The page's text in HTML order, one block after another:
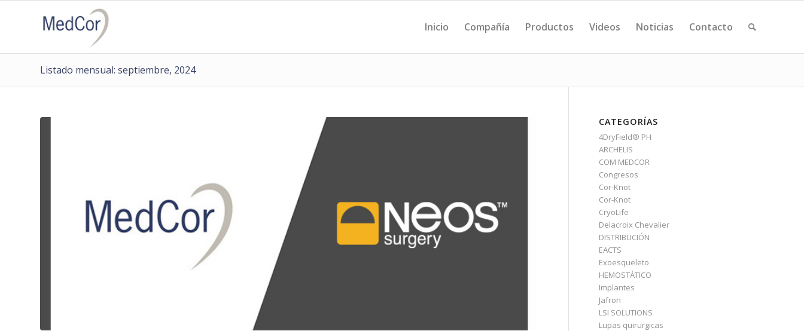
Inicio Compañía Productos Videos Noticias Contacto
Listado mensual: septiembre, 2024
CATEGORÍAS
4DryField® PH
ARCHELIS
COM MEDCOR
Congresos
Cor-Knot
Cor-Knot
CryoLife
Delacroix Chevalier
DISTRIBUCIÓN
EACTS
Exoesqueleto
HEMOSTÁTICO
Implantes
Jafron
LSI SOLUTIONS
Lupas quirurgicas